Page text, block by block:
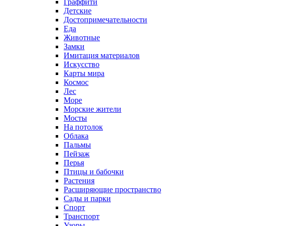
Граффити
Детские
Достопримечательности
Еда
Животные
Замки
Имитация материалов
Искусство
Карты мира
Космос
Лес
Море
Морские жители
Мосты
На потолок
Облака
Пальмы
Пейзаж
Перья
Птицы и бабочки
Растения
Расширяющие пространство
Сады и парки
Спорт
Транспорт